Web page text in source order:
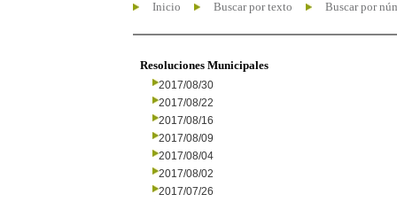
Inicio Buscar por texto Buscar por
Resoluciones Municipales
2017/08/30
2017/08/22
2017/08/16
2017/08/09
2017/08/04
2017/08/02
2017/07/26